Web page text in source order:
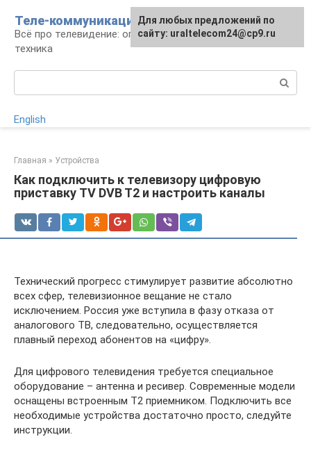
контенту
Теле-коммуникации
Всё про телевидение: операторы, технологии,
техника
English
Главная » Устройства
Как подключить к телевизору цифровую
приставку TV DVB T2 и настроить каналы
Технический прогресс стимулирует развитие абсолютно
всех сфер, телевизионное вещание не стало
исключением. Россия уже вступила в фазу отказа от
аналогового ТВ, следовательно, осуществляется
плавный переход абонентов на «цифру».
Для цифрового телевидения требуется специальное
оборудование – антенна и ресивер. Современные модели
оснащены встроенным T2 приемником. Подключить все
необходимые устройства достаточно просто, следуйте
инструкции.
Для любых предложений по
сайту: uraltelecom24@cp9.ru